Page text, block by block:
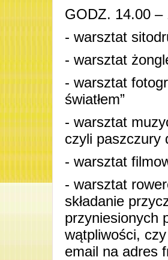
GODZ. 14.00 –
- warsztat
- warsztat
- warsztat
światłem”
- warsztat
czyli paszczury
- warsztat
- warsztat
składanie
przyniesionych
wątpliwości,
email na adres